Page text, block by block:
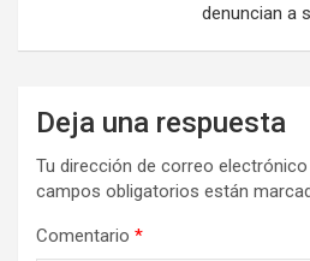
denuncian a
Deja una respuesta
Tu dirección de correo
campos obligatorios están
Comentario *